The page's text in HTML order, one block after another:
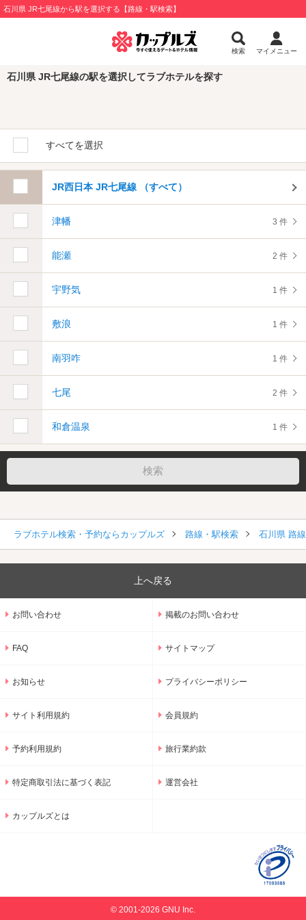
石川県 JR七尾線から駅を選択する【路線・駅検索】
検索 マイメニュー
石川県 JR七尾線の駅を選択してラブホテルを探す
すべてを選択
JR西日本 JR七尾線 （すべて）
津幡 3 件
能瀬 2 件
宇野気 1 件
敷浪 1 件
南羽咋 1 件
七尾 2 件
和倉温泉 1 件
ラブホテル検索・予約ならカップルズ 路線・駅検索 石川県 路
上へ戻る
お問い合わせ 掲載のお問い合わせ
FAQ サイトマップ
お知らせ プライバシーポリシー
サイト利用規約 会員規約
予約利用規約 旅行業約款
特定商取引法に基づく表記 運営会社
カップルズとは
© 2001-2026 GNU Inc.